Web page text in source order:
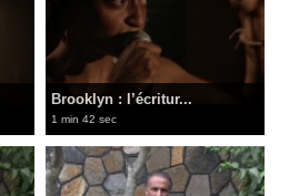
Brooklyn : l’écritur...
1 min 42 sec